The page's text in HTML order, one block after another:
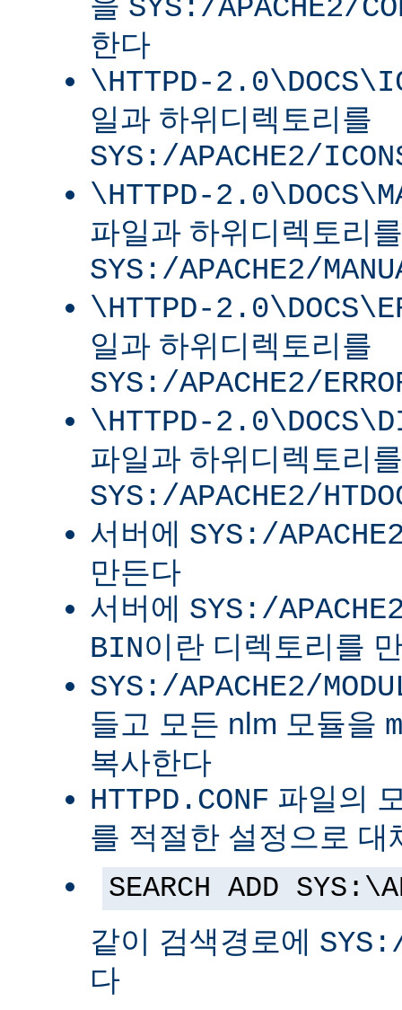
SYS:/APACHE2/
한다
\HTTPD-
일과 하위디렉토리를
SYS:/APACHE2/
\HTTPD-
파일과 하위디렉토리를
SYS:/APACHE2/
\HTTPD-
일과 하위디렉토리를
SYS:/APACHE2/
\HTTPD-
파일과 하위디렉토리를
SYS:/APACHE2/
서버에 SYS:/
만든다
서버에 SYS:/
BIN이란 디렉토리를
SYS:/APACHE2/
들고 모든 nlm 모듈을
복사한다
HTTPD.CONF 파일의
를 적절한 설정으로 대
SEARCH ADD
같이 검색경로에
다